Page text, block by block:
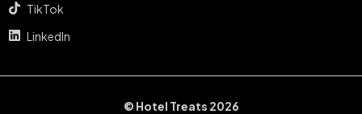
TikTok
LinkedIn
© Hotel Treats 2026